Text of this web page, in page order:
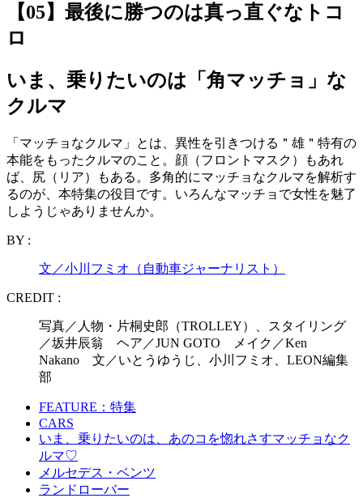
【05】最後に勝つのは真っ直ぐなトコ
ロ
いま、乗りたいのは「角マッチョ」な
クルマ
「マッチョなクルマ」とは、異性を引きつける＂雄＂特有の
本能をもったクルマのこと。顔（フロントマスク）もあれ
ば、尻（リア）もある。多角的にマッチョなクルマを解析す
るのが、本特集の役目です。いろんなマッチョで女性を魅了
しようじゃありませんか。
BY :
文／小川フミオ（自動車ジャーナリスト）
CREDIT :
写真／人物・片桐史郎（TROLLEY）、スタイリング
／坂井辰翁 ヘア／JUN GOTO メイク／Ken
Nakano 文／いとうゆうじ、小川フミオ、LEON編集
部
FEATURE：特集
CARS
いま、乗りたいのは、あのコを惚れさすマッチョなク
ルマ♡
メルセデス・ベンツ
ランドローバー